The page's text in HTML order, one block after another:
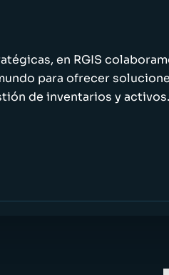
en RGIS
para ofrecer
de inventarios y activos.